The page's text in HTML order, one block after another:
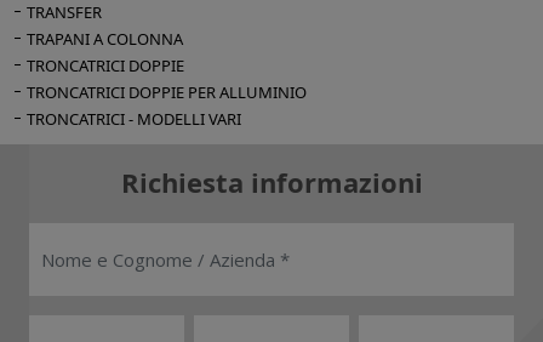
TRANSFER
TRAPANI A COLONNA
TRONCATRICI DOPPIE
TRONCATRICI DOPPIE PER ALLUMINIO
TRONCATRICI - MODELLI VARI
Richiesta informazioni